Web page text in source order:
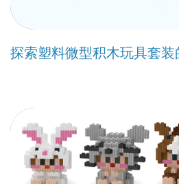
探索塑料微型积木玩具套